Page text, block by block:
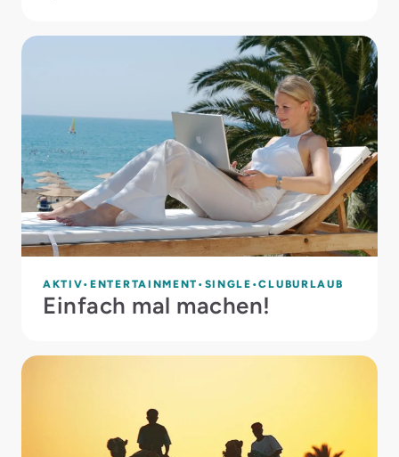
Herbst)
AKTIV ENTERTAINMENT SINGLE CLUBURLAUB
Einfach mal machen!